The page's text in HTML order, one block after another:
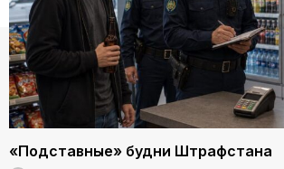
«Подставные» будни Штрафстана